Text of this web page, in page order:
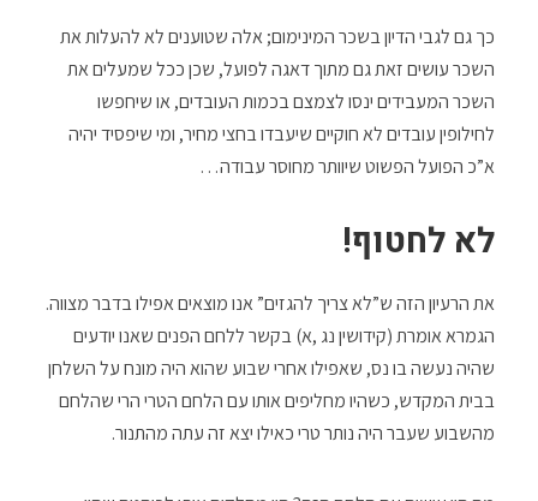
כך גם לגבי הדיון בשכר המינימום; אלה שטוענים לא להעלות את
השכר עושים זאת גם מתוך דאגה לפועל, שכן ככל שמעלים את
השכר המעבידים ינסו לצמצם בכמות העובדים, או שיחפשו
לחילופין עובדים לא חוקיים שיעבדו בחצי מחיר, ומי שיפסיד יהיה
א”כ הפועל הפשוט שיוותר מחוסר עבודה…
לא לחטוף!
את הרעיון הזה ש”לא צריך להגזים” אנו מוצאים אפילו בדבר מצווה.
הגמרא אומרת (קידושין נג ,א) בקשר ללחם הפנים שאנו יודעים
שהיה נעשה בו נס, שאפילו אחרי שבוע שהוא היה מונח על השלחן
בבית המקדש, כשהיו מחליפים אותו עם הלחם הטרי הרי שהלחם
מהשבוע שעבר היה נותר טרי כאילו יצא זה עתה מהתנור.